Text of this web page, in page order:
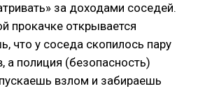
за доходами соседей.
прокачке открывается
что у соседа скопилось пару
а полиция (безопасность)
взлом и забираешь